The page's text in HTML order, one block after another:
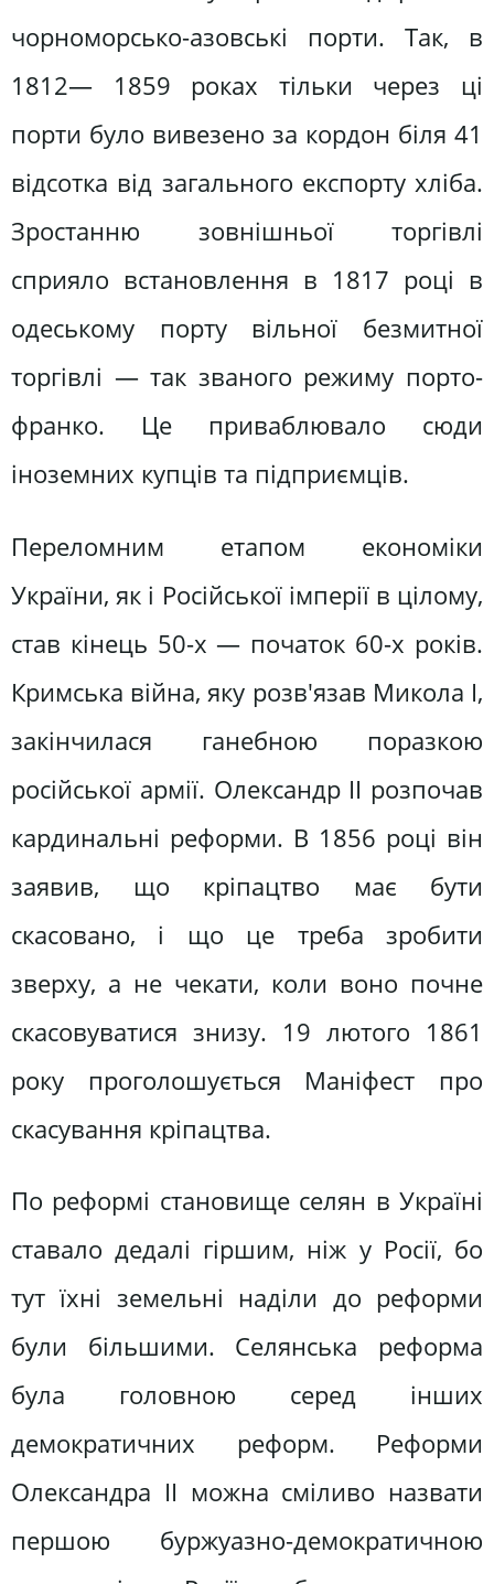
чорноморсько-азовські порти. Так, в
1812— 1859 роках тільки через ці
порти було вивезено за кордон біля 41
відсотка від загального експорту хліба.
Зростанню зовнішньої торгівлі
сприяло встановлення в 1817 році в
одеському порту вільної безмитної
торгівлі — так званого режиму порто-
франко. Це приваблювало сюди
іноземних купців та підприємців.
Переломним етапом економіки
України, як і Російської імперії в цілому,
став кінець 50-х — початок 60-х років.
Кримська війна, яку розв'язав Микола І,
закінчилася ганебною поразкою
російської армії. Олександр II розпочав
кардинальні реформи. В 1856 році він
заявив, що кріпацтво має бути
скасовано, і що це треба зробити
зверху, а не чекати, коли воно почне
скасовуватися знизу. 19 лютого 1861
року проголошується Маніфест про
скасування кріпацтва.
По реформі становище селян в Україні
ставало дедалі гіршим, ніж у Росії, бо
тут їхні земельні наділи до реформи
були більшими. Селянська реформа
була головною серед інших
демократичних реформ. Реформи
Олександра II можна сміливо назвати
першою буржуазно-демократичною